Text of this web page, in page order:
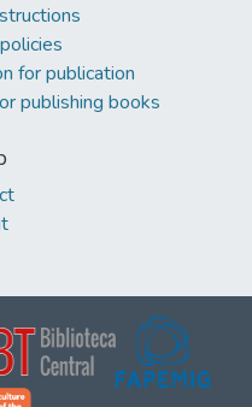
for publication
publishing books